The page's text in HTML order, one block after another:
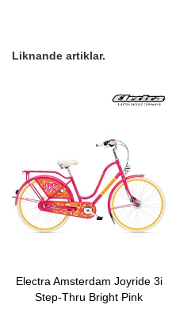
Liknande artiklar.
Electra Amsterdam Joyride 3i
Step-Thru Bright Pink